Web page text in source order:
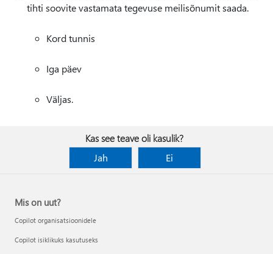
tihti soovite vastamata tegevuse meilisõnumit saada.
Kord tunnis
Iga päev
Väljas.
Kas see teave oli kasulik?
Jah
Ei
Mis on uut?
Copilot organisatsioonidele
Copilot isiklikuks kasutuseks